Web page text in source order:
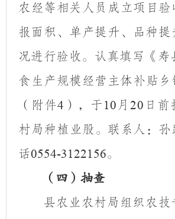
农经等相关人员成立项目验
报面积 、单产提升、品种提
况进行验收。认真填写《寿
食生产规模经营主体补贴乡
（附件4 ），于 10 月20 日
村局种植业股。 联系人：孙
话0554-3122156。
（四）抽查
县农业农村局组织农技